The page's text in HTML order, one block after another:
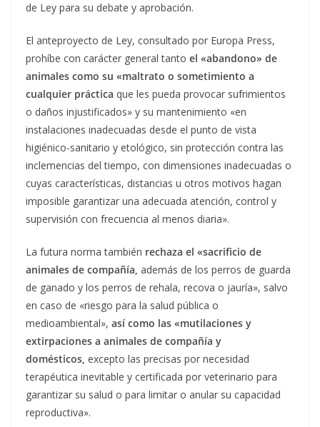
de Ley para su debate y aprobación.
El anteproyecto de Ley, consultado por Europa Press,
prohíbe con carácter general tanto el «abandono» de
animales como su «maltrato o sometimiento a
cualquier práctica que les pueda provocar sufrimientos
o daños injustificados» y su mantenimiento «en
instalaciones inadecuadas desde el punto de vista
higiénico-sanitario y etológico, sin protección contra las
inclemencias del tiempo, con dimensiones inadecuadas o
cuyas características, distancias u otros motivos hagan
imposible garantizar una adecuada atención, control y
supervisión con frecuencia al menos diaria».
La futura norma también rechaza el «sacrificio de
animales de compañía, además de los perros de guarda
de ganado y los perros de rehala, recova o jauría», salvo
en caso de «riesgo para la salud pública o
medioambiental», así como las «mutilaciones y
extirpaciones a animales de compañía y
domésticos, excepto las precisas por necesidad
terapéutica inevitable y certificada por veterinario para
garantizar su salud o para limitar o anular su capacidad
reproductiva».